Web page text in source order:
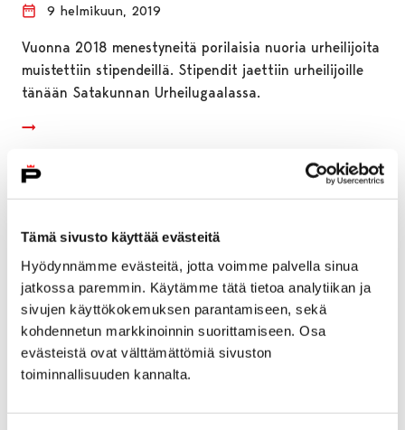
Tämä sivusto käyttää evästeitä
Hyödynnämme evästeitä, jotta voimme palvella sinua
jatkossa paremmin. Käytämme tätä tietoa analytiikan ja
sivujen käyttökokemuksen parantamiseen, sekä
kohdennetun markkinoinnin suorittamiseen. Osa
evästeistä ovat välttämättömiä sivuston
toiminnallisuuden kannalta.
9 helmikuun, 2019
Vuonna 2018 menestyneitä porilaisia nuoria urheilijoita
muistettiin stipendeillä. Stipendit jaettiin urheilijoille
tänään Satakunnan Urheilugaalassa.